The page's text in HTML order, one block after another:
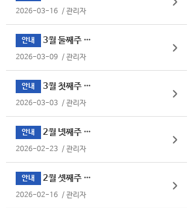
2026-03-16 / 관리자
안내 3월 둘째주 식단표
2026-03-09 / 관리자
안내 3월 첫째주 식단표
2026-03-03 / 관리자
안내 2월 넷째주 식단표
2026-02-23 / 관리자
안내 2월 셋째주 식단표
2026-02-16 / 관리자